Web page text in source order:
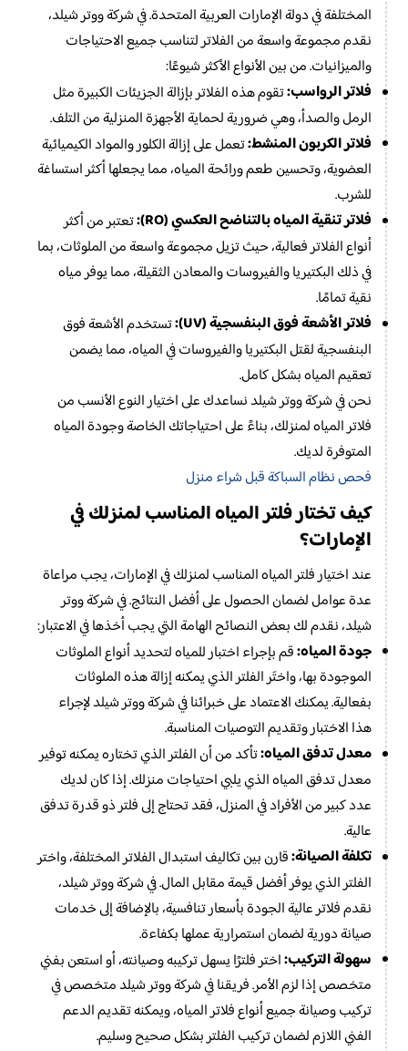
المختلفة في دولة الإمارات العربية المتحدة. في شركة ووتر شيلد،
نقدم مجموعة واسعة من الفلاتر لتناسب جميع الاحتياجات
والميزانيات. من بين الأنواع الأكثر شيوعًا:
فلاتر الرواسب:تقوم هذه الفلاتر بإزالة الجزيئات الكبيرة مثل
الرمل والصدأ، وهي ضرورية لحماية الأجهزة المنزلية من التلف.
فلاتر الكربون المنشط:تعمل على إزالة الكلور والمواد الكيميائية
العضوية، وتحسين طعم ورائحة المياه، مما يجعلها أكثر استساغة
للشرب.
فلاتر تنقية المياه بالتناضح العكسي (RO):
تعتبر من أكثر
أنواع الفلاتر فعالية، حيث تزيل مجموعة واسعة من الملوثات، بما
في ذلك البكتيريا والفيروسات والمعادن الثقيلة، مما يوفر مياه
نقية تمامًا.
فلاتر الأشعة فوق البنفسجية (UV):
تستخدم الأشعة فوق
البنفسجية لقتل البكتيريا والفيروسات في المياه، مما يضمن
تعقيم المياه بشكل كامل.
نحن في شركة ووتر شيلد نساعدك على اختيار النوع الأنسب من
فلاتر المياه لمنزلك، بناءً على احتياجاتك الخاصة وجودة المياه
المتوفرة لديك.
فحص نظام السباكة قبل شراء منزل
كيف تختار فلتر المياه المناسب لمنزلك في
الإمارات؟
عند اختيار فلتر المياه المناسب لمنزلك في الإمارات، يجب مراعاة
عدة عوامل لضمان الحصول على أفضل النتائج. في شركة ووتر
شيلد، نقدم لك بعض النصائح الهامة التي يجب أخذها في الاعتبار:
جودة المياه:قم بإجراء اختبار للمياه لتحديد أنواع الملوثات
الموجودة بها، واختَر الفلتر الذي يمكنه إزالة هذه الملوثات
بفعالية. يمكنك الاعتماد على خبرائنا في شركة ووتر شيلد لإجراء
هذا الاختبار وتقديم التوصيات المناسبة.
معدل تدفق المياه:تأكد من أن الفلتر الذي تختاره يمكنه توفير
معدل تدفق المياه الذي يلبي احتياجات منزلك. إذا كان لديك
عدد كبير من الأفراد في المنزل، فقد تحتاج إلى فلتر ذو قدرة تدفق
عالية.
تكلفة الصيانة:قارن بين تكاليف استبدال الفلاتر المختلفة، واختر
الفلتر الذي يوفر أفضل قيمة مقابل المال. في شركة ووتر شيلد،
نقدم فلاتر عالية الجودة بأسعار تنافسية، بالإضافة إلى خدمات
صيانة دورية لضمان استمرارية عملها بكفاءة.
سهولة التركيب:اختر فلترًا يسهل تركيبه وصيانته، أو استعن بفني
متخصص إذا لزم الأمر. فريقنا في شركة ووتر شيلد متخصص في
تركيب وصيانة جميع أنواع فلاتر المياه، ويمكنه تقديم الدعم
الفني اللازم لضمان تركيب الفلتر بشكل صحيح وسليم.